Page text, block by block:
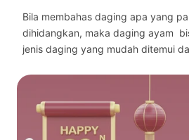
Bila membahas daging apa yang
dihidangkan, maka daging ayam
jenis daging yang mudah ditemui